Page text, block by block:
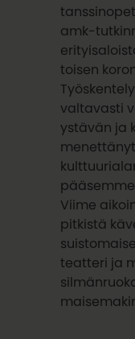
amk-
toisen
valtavasti
ystävän ja
Viime
pitkistä
teatteri ja